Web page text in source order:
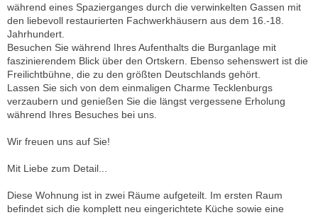
während eines Spazierganges durch die verwinkelten Gassen mit
den liebevoll restaurierten Fachwerkhäusern aus dem 16.-18.
Jahrhundert.
Besuchen Sie während Ihres Aufenthalts die Burganlage mit
faszinierendem Blick über den Ortskern. Ebenso sehenswert ist die
Freilichtbühne, die zu den größten Deutschlands gehört.
Lassen Sie sich von dem einmaligen Charme Tecklenburgs
verzaubern und genießen Sie die längst vergessene Erholung
während Ihres Besuches bei uns.
Wir freuen uns auf Sie!
Mit Liebe zum Detail...
Diese Wohnung ist in zwei Räume aufgeteilt. Im ersten Raum
befindet sich die komplett neu eingerichtete Küche sowie eine